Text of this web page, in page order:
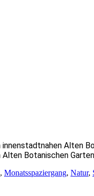
Alten
Botanischen
, Monatsspaziergang, Natur,